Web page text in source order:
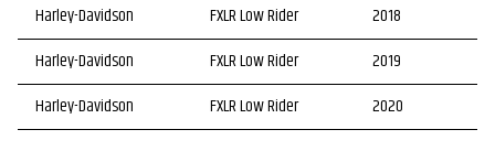
Harley-Davidson
FXLR Low Rider
2018
Harley-Davidson
FXLR Low Rider
2019
Harley-Davidson
FXLR Low Rider 2020